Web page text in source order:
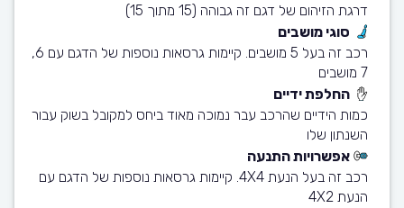
דרגת הזיהום של דגם זה גבוהה (15 מתוך 15)
סוגי מושבים
רכב זה בעל 5 מושבים. קיימות גרסאות נוספות של הדגם עם 6,
7 מושבים
החלפת ידיים
כמות הידיים שהרכב עבר נמוכה מאוד ביחס למקובל בשוק עבור
השנתון שלו
אפשרויות התנעה
רכב זה בעל הנעת 4X4. קיימות גרסאות נוספות של הדגם עם
הנעת 4X2